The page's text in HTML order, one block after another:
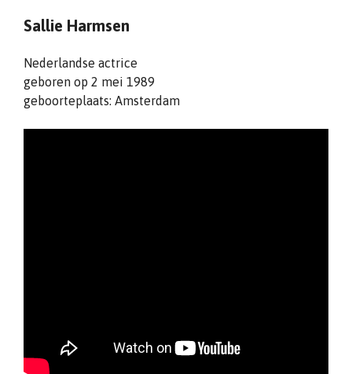
Sallie Harmsen
Nederlandse actrice
geboren op 2 mei 1989
geboorteplaats: Amsterdam